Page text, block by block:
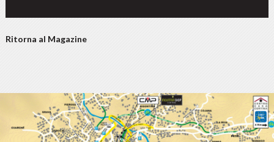
Ritorna al Magazine